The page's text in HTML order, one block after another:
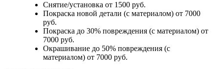
Снятие/установка от 1500 руб.
Покраска новой детали (с материалом) от 7000
руб.
Покраска до 30% повреждения (с материалом) от
7000 руб.
Окрашивание до 50% повреждения (с
материалом) от 7000 руб.